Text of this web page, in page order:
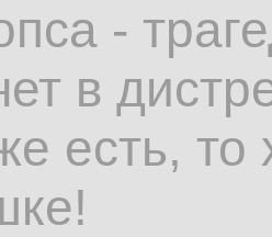
-
в
есть, то